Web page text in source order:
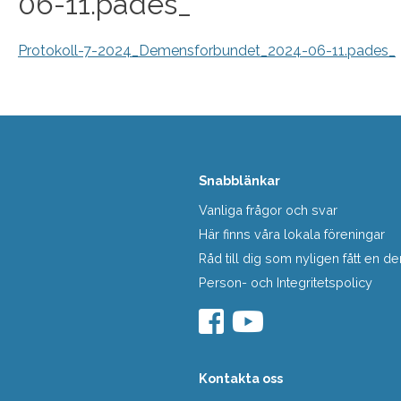
Protokoll-7-2024_Demensforbundet_2024-06-11.pades_
Snabblänkar
Vanliga frågor och svar
Här finns våra lokala föreningar
Råd till dig som nyligen fått en
Person- och Integritetspolicy
Kontakta oss